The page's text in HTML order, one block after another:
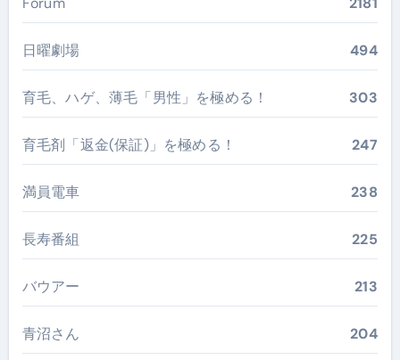
日曜劇場 494
育毛、ハゲ、薄毛「男性」を極める！ 303
育毛剤「返金(保証)」を極める！ 247
満員電車 238
長寿番組 225
バウアー 213
青沼さん 204